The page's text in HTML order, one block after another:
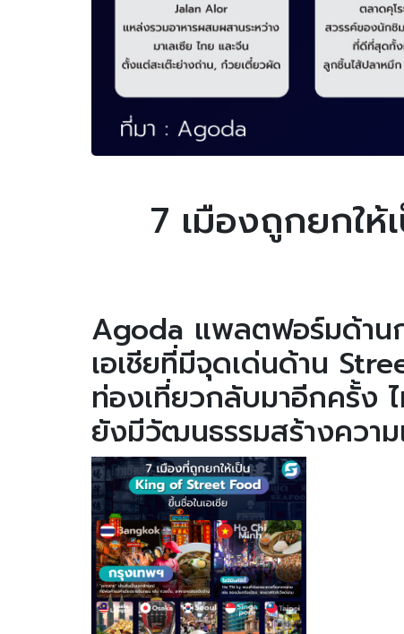
7 เมืองถูกยกให้
Agoda แพลตฟอร์มด้าน
เอเชียที่มีจุดเด่นด้าน
ท่องเที่ยวกลับมาอีกครั้ง ไ
ยังมีวัฒนธรรมสร้างความ